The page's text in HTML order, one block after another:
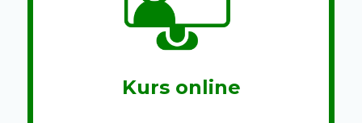
Kurs online